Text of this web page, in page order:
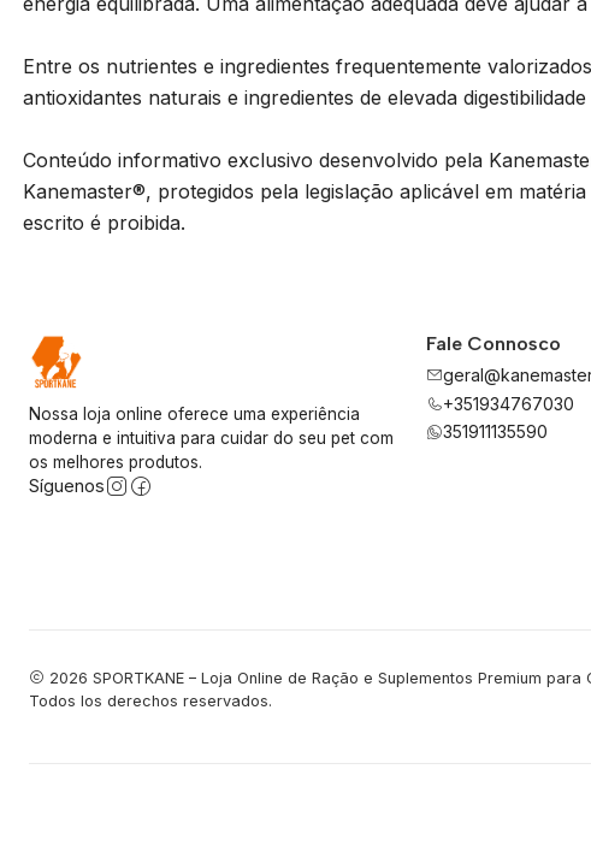
Entre os nutrientes e ingredientes frequentemente
antioxidantes naturais e ingredientes de elevada
Conteúdo informativo exclusivo desenvolvido pela
Kanemaster®, protegidos pela legislação aplicável em
escrito é proibida.
Nossa loja online oferece uma experiência
moderna e intuitiva para cuidar do seu pet com
os melhores produtos.
Síguenos
Fale Connosco
+351934767030
351911135590
2026 SPORTKANE – Loja Online de Ração e Suplementos Premium para
Todos los derechos reservados.